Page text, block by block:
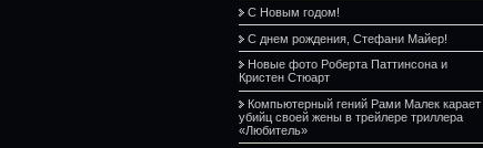
С Новым годом!
С днем рождения, Стефани Майер!
Новые фото Роберта Паттинсона и
Кристен Стюарт
Компьютерный гений Рами Малек карает
убийц своей жены в трейлере триллера
«Любитель»